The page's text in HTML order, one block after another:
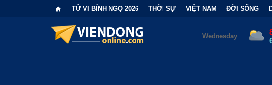
TỬ VI BÍNH NGỌ 2026 THỜI SỰ VIỆT NAM ĐỜI SỐNG